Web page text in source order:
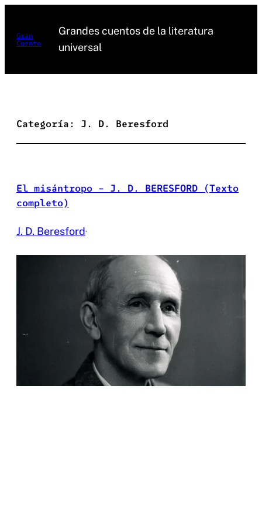
contenido
Gran
Cuento
Grandes cuentos de la literatura
universal
Categoría: J. D. Beresford
El misántropo – J. D. BERESFORD (Texto
completo)
J. D. Beresford·